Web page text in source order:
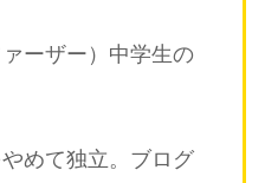
ーザー）中学生の
めて独立。ブログ